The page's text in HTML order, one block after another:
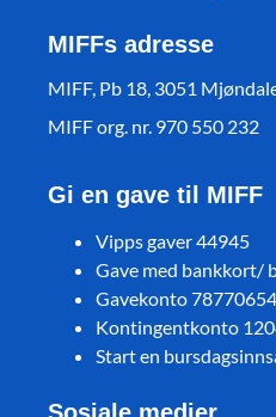
MIFFs adresse
MIFF, Pb 18, 3051
MIFF org. nr. 970 550 232
Gi en gave til MIFF
Vipps gaver 44945
Gave med bankkort/
Gavekonto
Kontingentkonto
Start en